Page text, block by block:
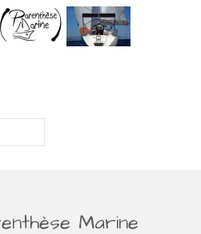
Marine